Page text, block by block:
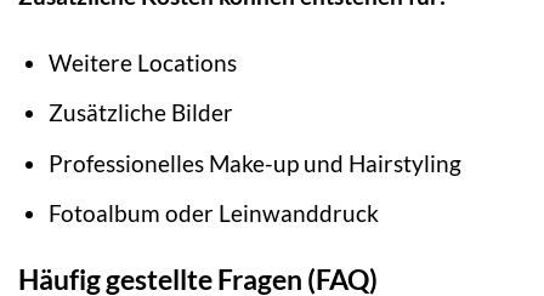
Weitere Locations
Zusätzliche Bilder
Professionelles Make-up und Hairstyling
Fotoalbum oder Leinwanddruck
Häufig gestellte Fragen (FAQ)